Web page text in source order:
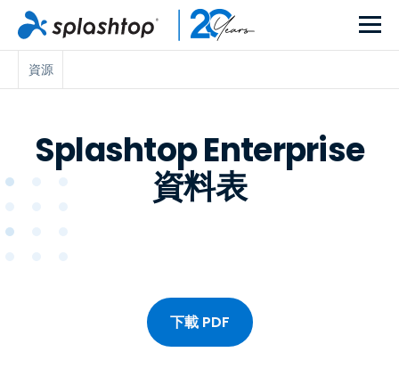
資源
Splashtop Enterprise
資料表
下載 PDF